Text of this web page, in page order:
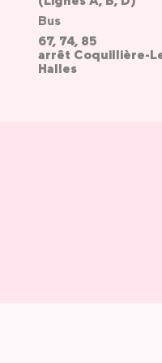
Bus
67, 74, 85
arrêt Coquillière-
Halles